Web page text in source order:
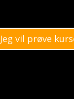
vil prøve